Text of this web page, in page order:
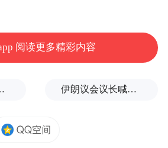
本压力。”
原材料涨价、竞争白热化，
是谁能够在资源收紧的背景
阅读更多精彩内容
正参与相关谈判 伊朗议会议长喊话：别再作秀了！